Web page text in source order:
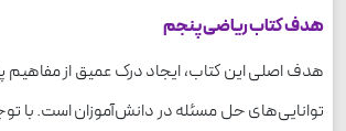
هدف کتاب ریاضی پنجم
هدف اصلی این کتاب، ایجاد درک عمیق از مفاهیم
توانایی‌های حل مسئله در دانش‌آموزان است. با